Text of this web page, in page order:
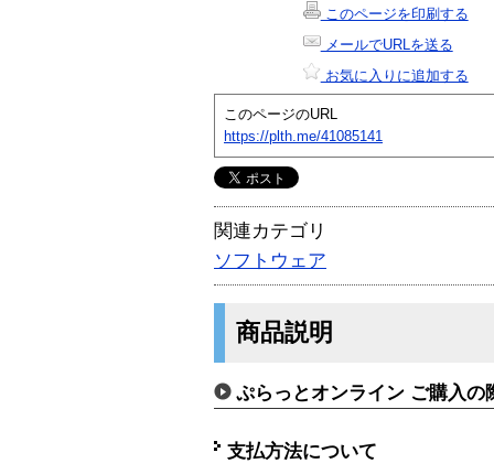
このページを印刷する
メールでURLを送る
お気に入りに追加する
このページのURL
https://plth.me/41085141
関連カテゴリ
ソフトウェア
商品説明
ぷらっとオンライン ご購入の
支払方法について